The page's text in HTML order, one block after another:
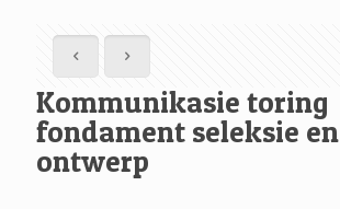
Kommunikasie toring
fondament seleksie en
ontwerp